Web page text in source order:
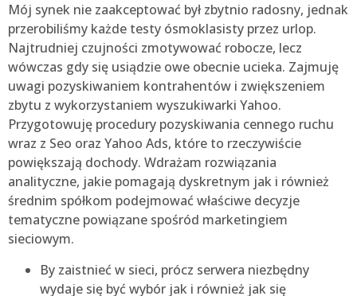
Mój synek nie zaakceptować był zbytnio radosny, jednak
przerobiliśmy każde testy ósmoklasisty przez urlop.
Najtrudniej czujności zmotywować robocze, lecz
wówczas gdy się usiądzie owe obecnie ucieka. Zajmuję
uwagi pozyskiwaniem kontrahentów i zwiększeniem
zbytu z wykorzystaniem wyszukiwarki Yahoo.
Przygotowuję procedury pozyskiwania cennego ruchu
wraz z Seo oraz Yahoo Ads, które to rzeczywiście
powiększają dochody. Wdrażam rozwiązania
analityczne, jakie pomagają dyskretnym jak i również
średnim spółkom podejmować właściwe decyzje
tematyczne powiązane spośród marketingiem
sieciowym.
By zaistnieć w sieci, prócz serwera niezbędny
wydaje się być wybór jak i również jak się